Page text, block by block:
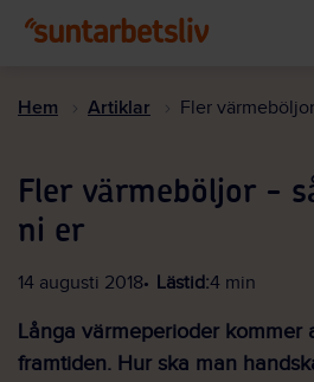
till
Hem Artiklar Fler
Fler värmeböljor -
ni er
14 augusti 2018 Lästid:4 min
Långa värmeperioder kommer
framtiden. Hur ska man